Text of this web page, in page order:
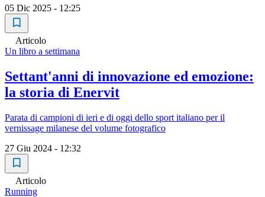
05 Dic 2025 - 12:25
Articolo
Un libro a settimana
Settant'anni di innovazione ed emozione:
la storia di Enervit
Parata di campioni di ieri e di oggi dello sport italiano per il
vernissage milanese del volume fotografico
27 Giu 2024 - 12:32
Articolo
Running